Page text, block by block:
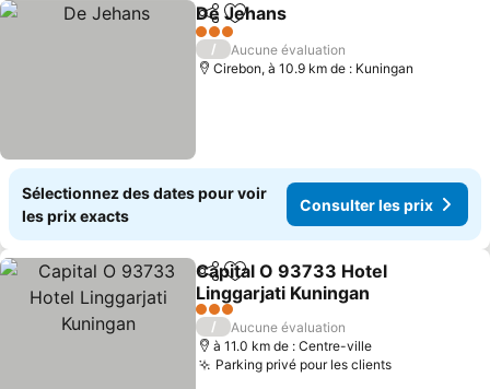
PartagerAjouter à mes favoris
De Jehans
3 Étoiles
/
Aucune évaluation
Cirebon, à 10.9 km de : Kuningan
Sélectionnez des dates pour voir
les prix exacts
Consulter les prix
PartagerAjouter à mes favoris
Capital O 93733 Hotel
Linggarjati Kuningan
Consulter les prix
3 Étoiles
/
Aucune évaluation
à 11.0 km de : Centre-ville
Parking privé pour les clientsConsulter